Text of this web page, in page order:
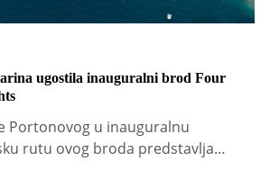
ugostila inauguralni brod Four
Portonovog u inauguralnu
rutu ovog broda predstavlja…